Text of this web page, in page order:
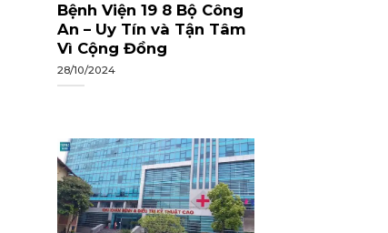
Bệnh Viện 19 8 Bộ Công
An – Uy Tín và Tận Tâm
Vì Cộng Đồng
28/10/2024